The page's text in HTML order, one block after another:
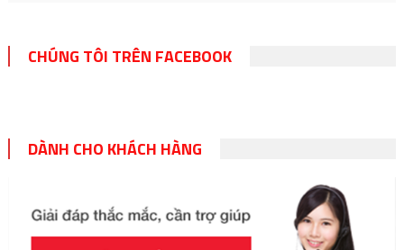
CHÚNG TÔI TRÊN FACEBOOK
DÀNH CHO KHÁCH HÀNG